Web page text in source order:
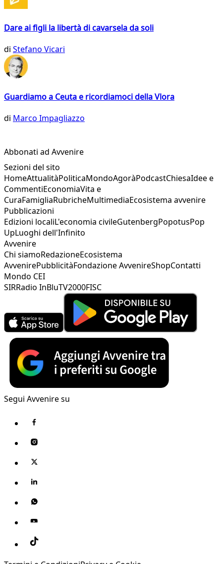
Dare ai figli la libertà di cavarsela da soli
di Stefano Vicari
Guardiamo a Ceuta e ricordiamoci della Vlora
di Marco Impagliazzo
Abbonati ad Avvenire
Sezioni del sito
HomeAttualitàPoliticaMondoAgoràPodcastChiesaIdee e
CommentiEconomiaVita e
CuraFamigliaRubricheMultimediaEcosistema avvenire
Pubblicazioni
Edizioni localiL'economia civileGutenbergPopotusPop
UpLuoghi dell'Infinito
Avvenire
Chi siamoRedazioneEcosistema
AvvenirePubblicitàFondazione AvvenireShopContatti
Mondo CEI
SIRRadio InBluTV2000FISC
Segui Avvenire su